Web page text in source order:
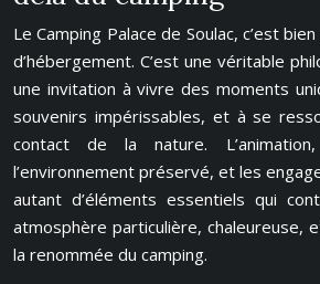
Le Camping Palace de Soulac, c’est
d’hébergement. C’est une véritable
une invitation à vivre des moments
souvenirs impérissables, et à se
contact de la nature.
l’environnement préservé, et les
autant d’éléments essentiels qui
atmosphère particulière, chaleureuse,
la renommée du camping.